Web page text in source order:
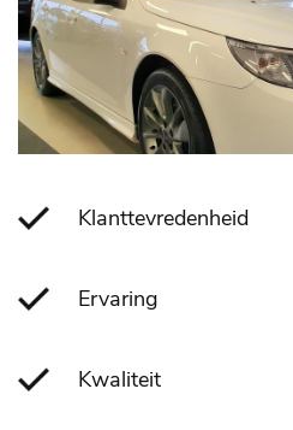
Klanttevredenheid
Ervaring
Kwaliteit